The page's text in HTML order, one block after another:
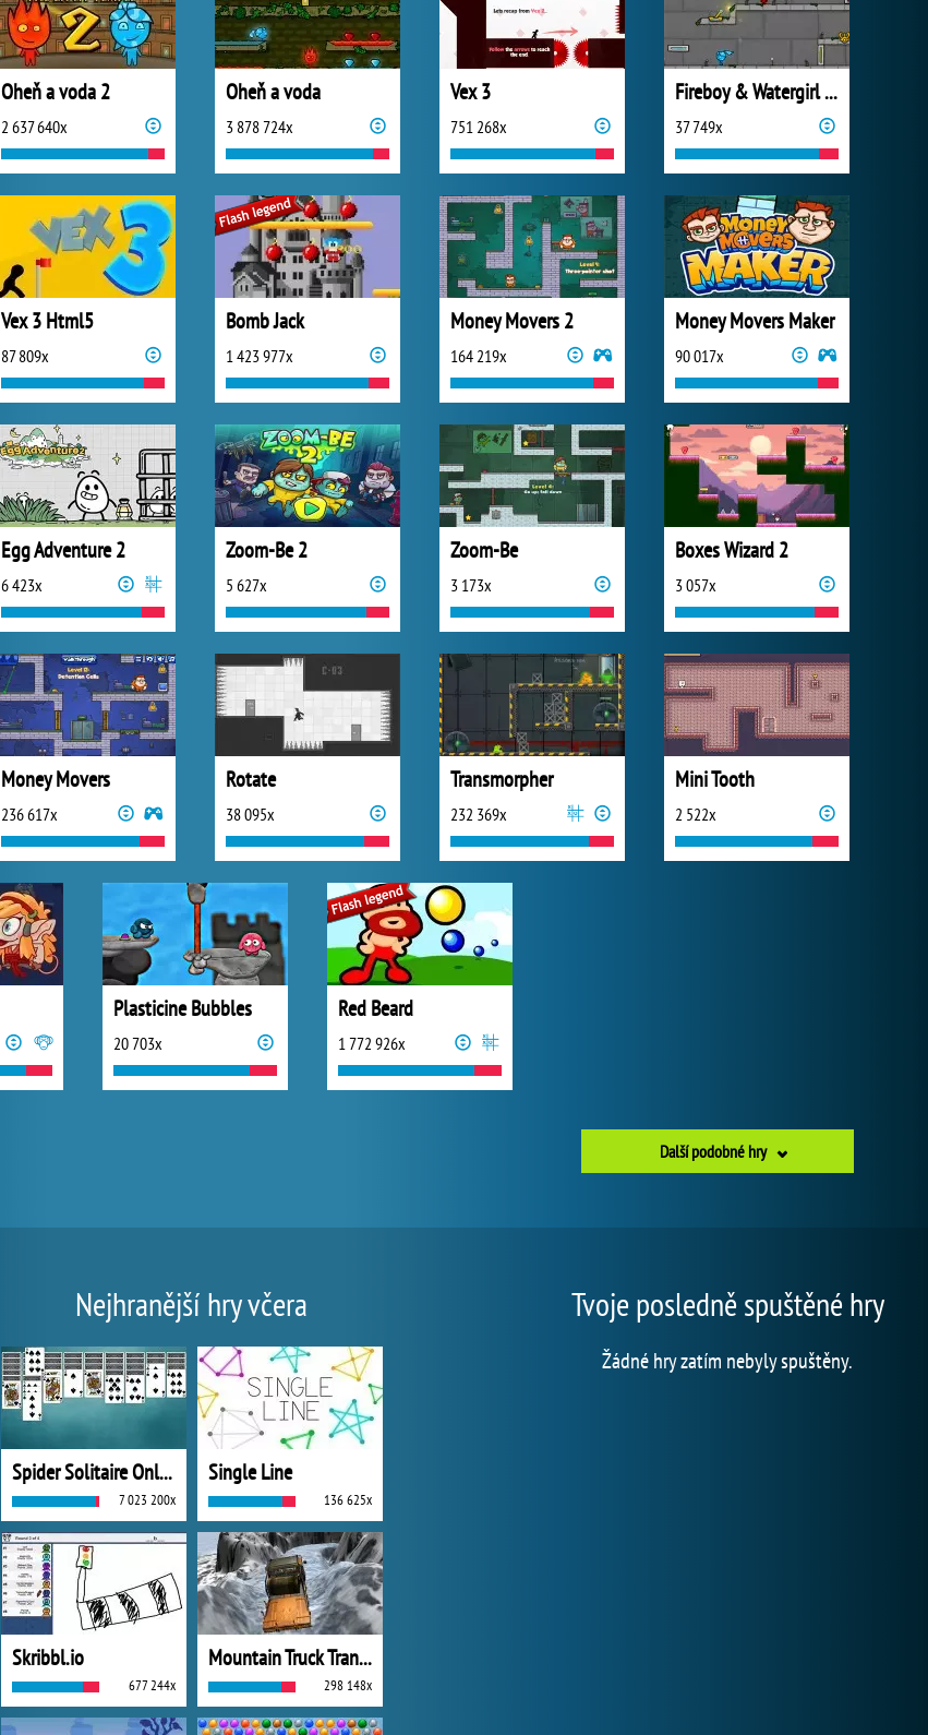
Oheň a voda 2
2 637 640x
Oheň a voda
3 878 724x
Vex 3
751 268x
Fireboy & Watergirl 6: Fairy Tales
37 749x
Vex 3 Html5
87 809x
Bomb Jack
1 423 977x
Money Movers 2
164 219x
Money Movers Maker
90 017x
Egg Adventure 2
6 423x
Zoom-Be 2
5 627x
Zoom-Be
3 173x
Boxes Wizard 2
3 057x
Money Movers
236 617x
Rotate
38 095x
Transmorpher
232 369x
Mini Tooth
2 522x
Plasticine Bubbles
20 703x
Red Beard
1 772 926x
Další podobné hry
Nejhranější hry včera
Spider Solitaire Online
7 023 200x
Single Line
136 625x
Skribbl.io
677 244x
Mountain Truck Transport
298 148x
Tvoje posledně spuštěné hry
Žádné hry zatím nebyly spuštěny.